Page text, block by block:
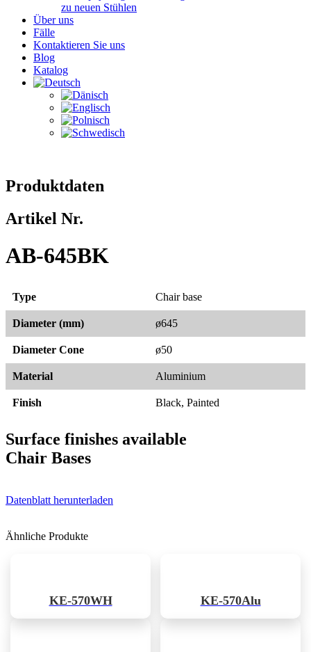
zu neuen Stühlen
Über uns
Fälle
Kontaktieren Sie uns
Blog
Katalog
Produktdaten
Artikel Nr.
AB-645BK
Type Chair base
Diameter (mm) ø645
Diameter Cone ø50
Material Aluminium
Finish Black, Painted
Surface finishes available
Chair Bases
Datenblatt herunterladen
Ähnliche Produkte
KE-570WH KE-570Alu